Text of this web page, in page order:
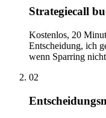
Strategiecall
Kostenlos, 20
Entscheidung, ich
wenn Sparring
02